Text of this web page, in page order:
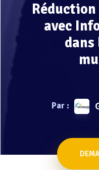
avec
dans
Par :